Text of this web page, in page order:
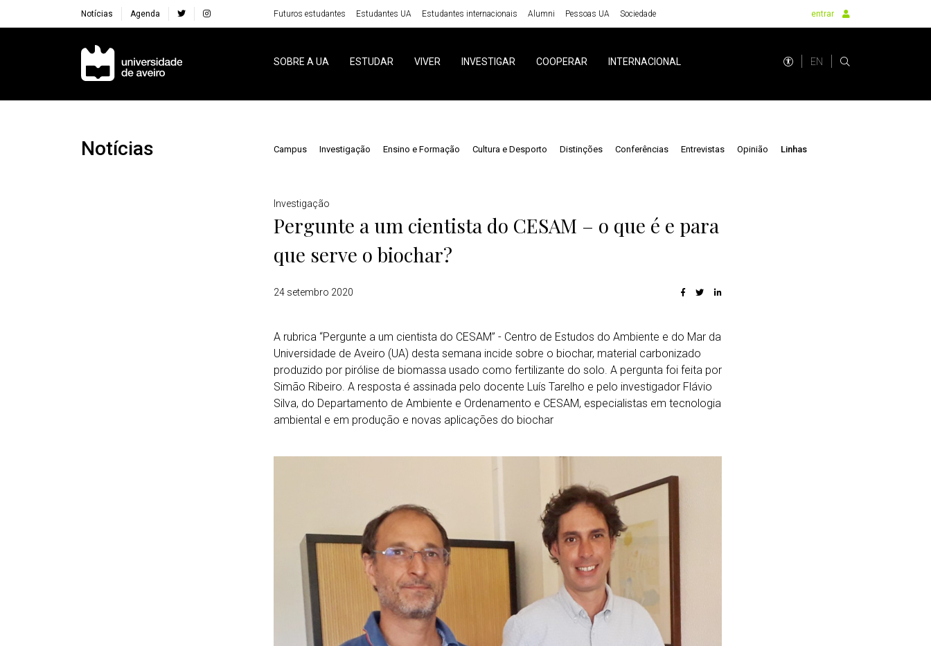
Notícias Agenda Futuros estudantes Estudantes UA Estudantes internacionais Alumni Pessoas UA Sociedade entrar
Navegação Principal
SOBRE A UA ESTUDAR VIVER INVESTIGAR COOPERAR INTERNACIONAL EN
Notícias Campus Investigação Ensino e Formação Cultura e Desporto Distinções Conferências Entrevistas Opinião Linhas
Investigação
Pergunte a um cientista do CESAM – o que é e para
que serve o biochar?
24 setembro 2020
A rubrica “Pergunte a um cientista do CESAM” - Centro de Estudos do Ambiente e do Mar da
Universidade de Aveiro (UA) desta semana incide sobre o biochar, material carbonizado
produzido por pirólise de biomassa usado como fertilizante do solo. A pergunta foi feita por
Simão Ribeiro. A resposta é assinada pelo docente Luís Tarelho e pelo investigador Flávio
Silva, do Departamento de Ambiente e Ordenamento e CESAM, especialistas em tecnologia
ambiental e em produção e novas aplicações do biochar